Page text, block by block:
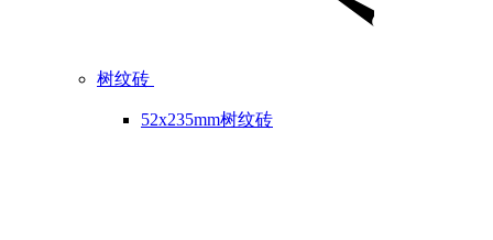
树纹砖
52x235mm树纹砖